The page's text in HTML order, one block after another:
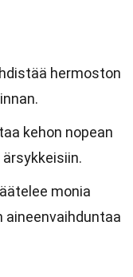
hermoston
kehon nopean
monia